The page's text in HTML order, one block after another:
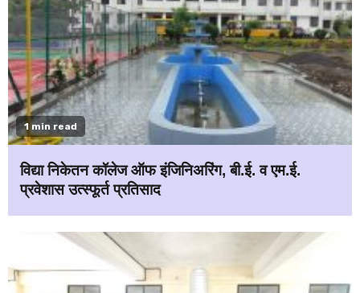
1 min read
विद्या निकेतन कॉलेज ऑफ इंजिनिअरिंग, बी.ई. व एम.ई.
प्रवेशास उत्स्फूर्त प्रतिसाद